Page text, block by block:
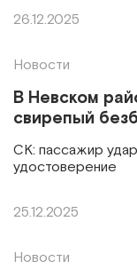
26.12.2025
Новости
В Невском
свирепый
СК: пассажир
удостоверение
25.12.2025
Новости